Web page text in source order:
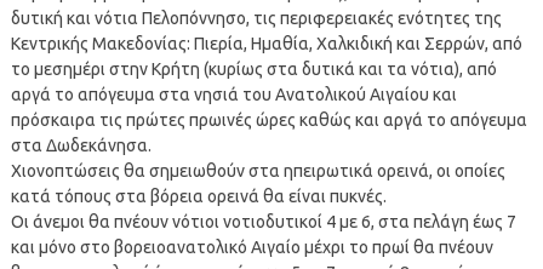
δυτική και νότια Πελοπόννησο, τις περιφερειακές ενότητες της
Κεντρικής Μακεδονίας: Πιερία, Ημαθία, Χαλκιδική και Σερρών, από
το μεσημέρι στην Κρήτη (κυρίως στα δυτικά και τα νότια), από
αργά το απόγευμα στα νησιά του Ανατολικού Αιγαίου και
πρόσκαιρα τις πρώτες πρωινές ώρες καθώς και αργά το απόγευμα
στα Δωδεκάνησα.
Χιονοπτώσεις θα σημειωθούν στα ηπειρωτικά ορεινά, οι οποίες
κατά τόπους στα βόρεια ορεινά θα είναι πυκνές.
Οι άνεμοι θα πνέουν νότιοι νοτιοδυτικοί 4 με 6, στα πελάγη έως 7
και μόνο στο βορειοανατολικό Αιγαίο μέχρι το πρωί θα πνέουν